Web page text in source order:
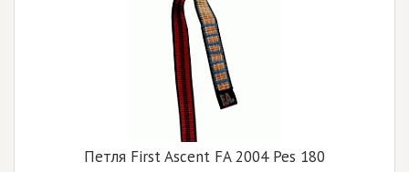
Петля First Ascent FA 2004 Pes 180